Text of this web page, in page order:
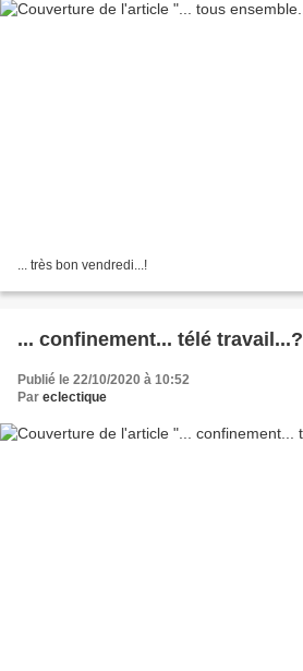
... très bon vendredi...!
... confinement... télé travail...?
Publié le 22/10/2020 à 10:52
Par eclectique